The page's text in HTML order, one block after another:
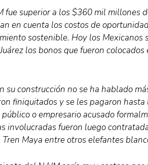
fue superior a los $360 mil millones
en cuenta los costos de
sostenible. Hoy los Mexicanos
los bonos que fueron colocados
su construcción no se ha hablado
finiquitados y se les pagaron
o empresario acusado
involucradas fueron luego
Maya entre otros elefantes